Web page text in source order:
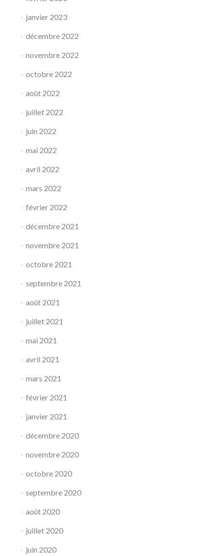
janvier 2023
décembre 2022
novembre 2022
octobre 2022
août 2022
juillet 2022
juin 2022
mai 2022
avril 2022
mars 2022
février 2022
décembre 2021
novembre 2021
octobre 2021
septembre 2021
août 2021
juillet 2021
mai 2021
avril 2021
mars 2021
février 2021
janvier 2021
décembre 2020
novembre 2020
octobre 2020
septembre 2020
août 2020
juillet 2020
juin 2020